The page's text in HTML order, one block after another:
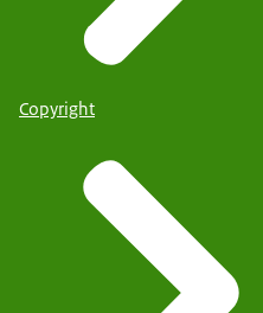
Copyright